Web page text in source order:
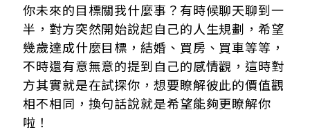
你未來的目標關我什麼事？有時候聊天聊到一
半，對方突然開始說起自己的人生規劃，希望
幾歲達成什麼目標，結婚、買房、買車等等，
不時還有意無意的提到自己的感情觀，這時對
方其實就是在試探你，想要瞭解彼此的價值觀
相不相同，換句話說就是希望能夠更瞭解你
啦！